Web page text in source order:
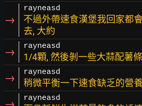
→
rayneasd
不過外帶速食漢堡我回家都
去, 大約
→ rayneasd
1/4顆, 然後剝一些大蒜配薯
→ rayneasd
稍微平衡一下速食缺乏的營
rayneasd